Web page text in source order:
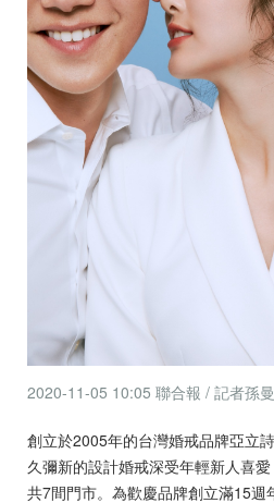
迪士尼系列
黃金金飾
關於ALUXE
嚴選鑽石
最新消息
婚禮護照
線上購物
LANGUAGE
2020-11-05 10:05 聯合報 / 記者孫
創立於2005年的台灣婚戒品牌亞立
久彌新的設計婚戒深受年輕新人喜
共7間門市。為歡慶品牌創立滿15週